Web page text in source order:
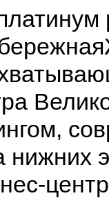
нижних